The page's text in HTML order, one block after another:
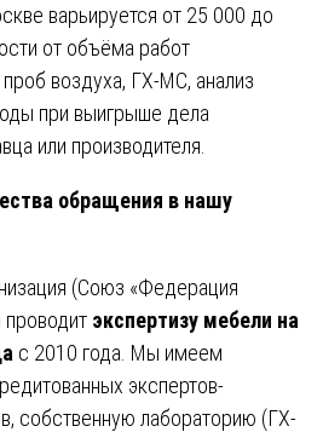
варьируется от 25 000 до
от объёма работ
проб воздуха, ГХ-МС, анализ
при выигрыше дела
или производителя.
обращения в нашу
(Союз «Федерация
экспертизу мебели на
с 2010 года. Мы имеем
экспертов-
собственную лабораторию (ГХ-